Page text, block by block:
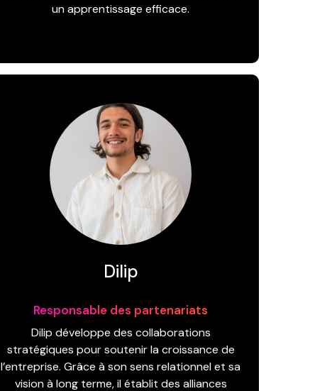
un apprentissage efficace.
Dilip
Responsable des partenariats
Dilip développe des collaborations
stratégiques pour soutenir la croissance de
l’entreprise. Grâce à son sens relationnel et sa
vision à long terme, il établit des alliances